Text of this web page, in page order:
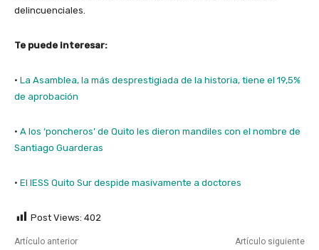
delincuenciales.
Te puede interesar:
· La Asamblea, la más desprestigiada de la historia, tiene el 19,5%
de aprobación
· A los ‘poncheros’ de Quito les dieron mandiles con el nombre de
Santiago Guarderas
· El IESS Quito Sur despide masivamente a doctores
Post Views: 402
Artículo anterior Artículo siguiente